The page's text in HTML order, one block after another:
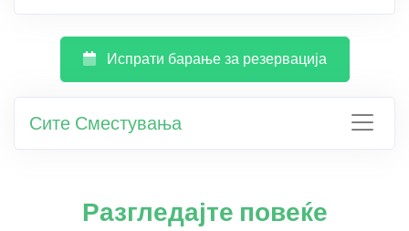
Испрати барање за резервација
Сите Сместувања
Разгледајте повеќе